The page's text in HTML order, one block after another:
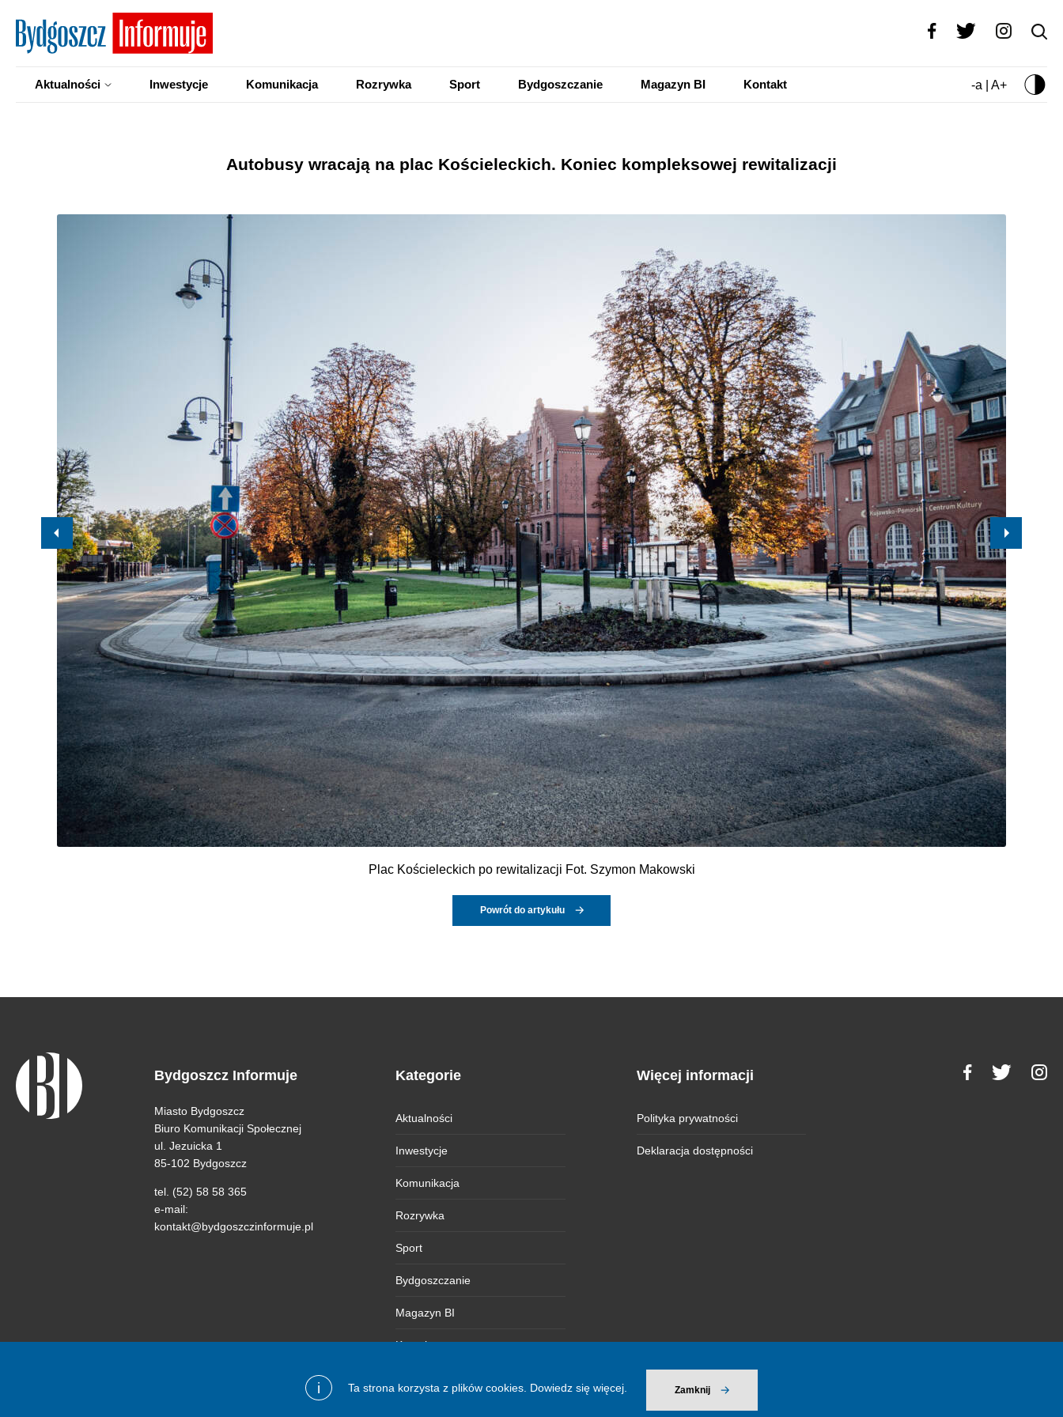
i Ta strona korzysta z plików cookies. Dowiedz się więcej. Zamknij
Aktualności Inwestycje Komunikacja Rozrywka Sport Bydgoszczanie Magazyn BI Kontakt -a | A+
Autobusy wracają na plac Kościeleckich. Koniec kompleksowej rewitalizacji
Plac Kościeleckich po rewitalizacji Fot. Szymon Makowski
Powrót do artykułu
Bydgoszcz Informuje
Miasto Bydgoszcz
Biuro Komunikacji Społecznej
ul. Jezuicka 1
85-102 Bydgoszcz
tel. (52) 58 58 365
e-mail:
kontakt@bydgoszczinformuje.pl
Kategorie
Aktualności
Inwestycje
Komunikacja
Rozrywka
Sport
Bydgoszczanie
Magazyn BI
Kontakt
Więcej informacji
Polityka prywatności
Deklaracja dostępności